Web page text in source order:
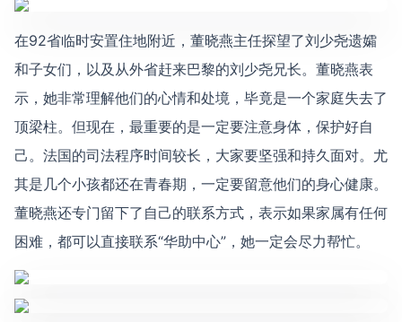
在92省临时安置住地附近，董晓燕主任探望了刘少尧遗孀
和子女们，以及从外省赶来巴黎的刘少尧兄长。董晓燕表
示，她非常理解他们的心情和处境，毕竟是一个家庭失去了
顶梁柱。但现在，最重要的是一定要注意身体，保护好自
己。法国的司法程序时间较长，大家要坚强和持久面对。尤
其是几个小孩都还在青春期，一定要留意他们的身心健康。
董晓燕还专门留下了自己的联系方式，表示如果家属有任何
困难，都可以直接联系“华助中心”，她一定会尽力帮忙。